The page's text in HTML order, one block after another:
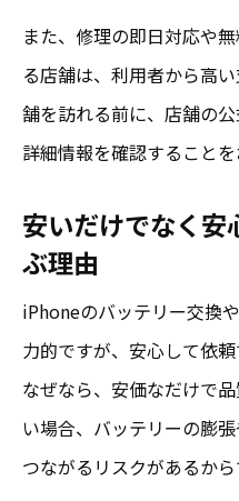
また、修理の即日対応や
る店舗は、利用者から高
舗を訪れる前に、店舗の
詳細情報を確認することを
安いだけでなく
ぶ理由
iPhoneのバッテリー交換
力的ですが、安心して依
なぜなら、安価なだけで
い場合、バッテリーの膨
つながるリスクがあるから